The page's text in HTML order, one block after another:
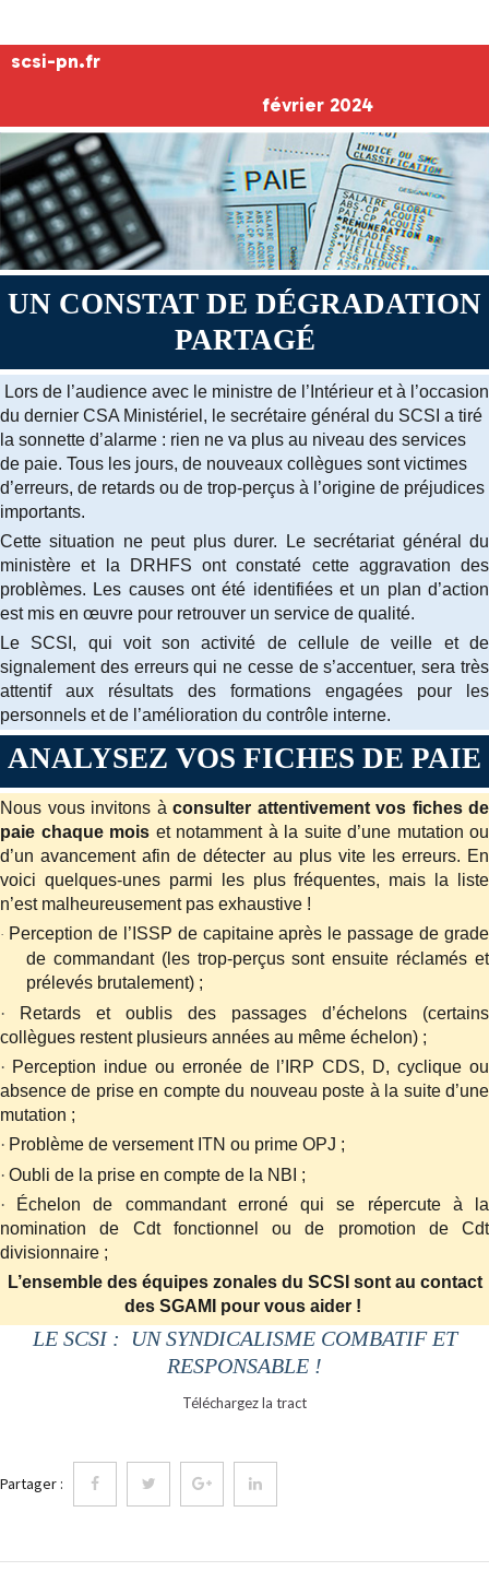
scsi-pn.fr
février 2024
UN CONSTAT DE DÉGRADATION
PARTAGÉ
Lors de l’audience avec le ministre de l’Intérieur et à l’occasion
du dernier CSA Ministériel, le secrétaire général du SCSI a tiré
la sonnette d’alarme : rien ne va plus au niveau des services
de paie. Tous les jours, de nouveaux collègues sont victimes
d’erreurs, de retards ou de trop-perçus à l’origine de préjudices
importants.
Cette situation ne peut plus durer. Le secrétariat général du
ministère et la DRHFS ont constaté cette aggravation des
problèmes. Les causes ont été identifiées et un plan d’action
est mis en œuvre pour retrouver un service de qualité.
Le SCSI, qui voit son activité de cellule de veille et de
signalement des erreurs qui ne cesse de s’accentuer, sera très
attentif aux résultats des formations engagées pour les
personnels et de l’amélioration du contrôle interne.
ANALYSEZ VOS FICHES DE PAIE
Nous vous invitons à consulter attentivement vos fiches de
paie chaque mois et notamment à la suite d’une mutation ou
d’un avancement afin de détecter au plus vite les erreurs. En
voici quelques-unes parmi les plus fréquentes, mais la liste
n’est malheureusement pas exhaustive !
· Perception de l’ISSP de capitaine après le passage de grade
de commandant (les trop-perçus sont ensuite réclamés et
prélevés brutalement) ;
·
Retards et oublis des passages d’échelons (certains
collègues restent plusieurs années au même échelon) ;
· Perception indue ou erronée de l’IRP CDS, D, cyclique ou
absence de prise en compte du nouveau poste à la suite d’une
mutation ;
· Problème de versement ITN ou prime OPJ ;
· Oubli de la prise en compte de la NBI ;
·
Échelon de commandant erroné qui se répercute à la
nomination de Cdt fonctionnel ou de promotion de Cdt
divisionnaire ;
L’ensemble des équipes zonales du SCSI sont au contact
des SGAMI pour vous aider !
LE SCSI :
UN SYNDICALISME COMBATIF ET
RESPONSABLE !
Téléchargez la tract
Partager :